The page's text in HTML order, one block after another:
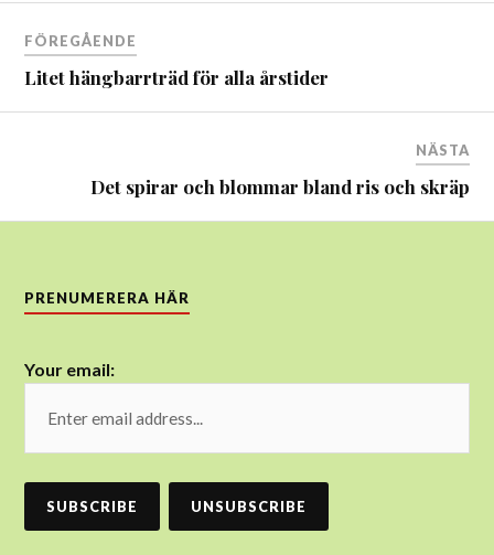
Inläggsnavigering
FÖREGÅENDE
Litet hängbarrträd för alla årstider
NÄSTA
Det spirar och blommar bland ris och skräp
PRENUMERERA HÄR
Your email: